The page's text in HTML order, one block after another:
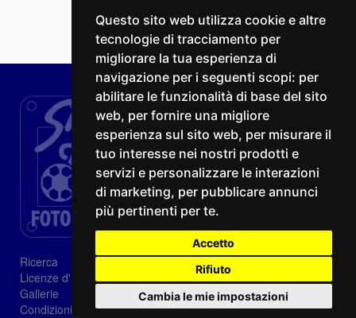
Questo sito web utilizza cookie e altre
tecnologie di tracciamento per
migliorare la tua esperienza di
navigazione per i seguenti scopi: per
abilitare le funzionalità di base del sito
web, per fornire una migliore
esperienza sul sito web, per misurare il
tuo interesse nei nostri prodotti e
servizi e personalizzare le interazioni
di marketing, per pubblicare annunci
più pertinenti per te.
Accetto
Rifiuto
Cambia le mie impostazioni
Ricerca
Licenze d'utilizzo
Gallerie
Condizioni di vendita